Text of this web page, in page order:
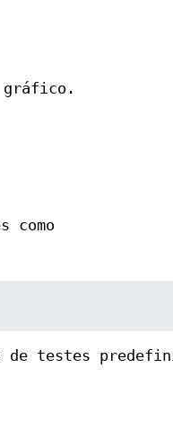
gráfico.
como
de testes